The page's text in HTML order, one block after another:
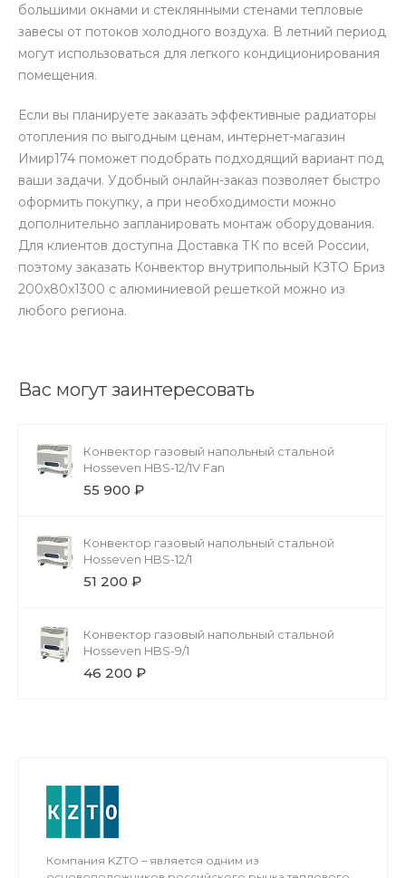
большими окнами и стеклянными стенами тепловые
завесы от потоков холодного воздуха. В летний период
могут использоваться для легкого кондиционирования
помещения.
Если вы планируете заказать эффективные радиаторы
отопления по выгодным ценам, интернет-магазин
Имир174 поможет подобрать подходящий вариант под
ваши задачи. Удобный онлайн-заказ позволяет быстро
оформить покупку, а при необходимости можно
дополнительно запланировать монтаж оборудования.
Для клиентов доступна Доставка ТК по всей России,
поэтому заказать Конвектор внутрипольный КЗТО Бриз
200x80x1300 с алюминиевой решеткой можно из
любого региона.
Вас могут заинтересовать
Конвектор газовый напольный стальной
Hosseven HBS-12/1V Fan
55 900 ₽
Конвектор газовый напольный стальной
Hosseven HBS-12/1
51 200 ₽
Конвектор газовый напольный стальной
Hosseven HBS-9/1
46 200 ₽
Компания KZTO – является одним из